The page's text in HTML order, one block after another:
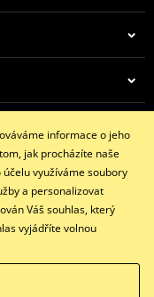
ČR
informace o jeho
jak procházíte naše
využíváme soubory
a personalizovat
Váš souhlas, který
vyjádříte volnou